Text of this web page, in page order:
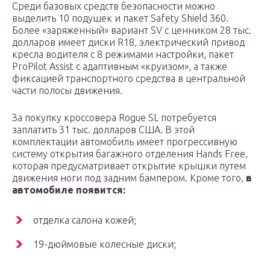
Среди базовых средств безопасности можно
выделить 10 подушек и пакет Safety Shield 360.
Более «заряженный» вариант SV с ценником 28 тыс.
долларов имеет диски R18, электрический привод
кресла водителя с 8 режимами настройки, пакет
ProPilot Assist с адаптивным «круизом», а также
фиксацией транспортного средства в центральной
части полосы движения.
За покупку кроссовера Rogue SL потребуется
заплатить 31 тыс. долларов США. В этой
комплектации автомобиль имеет прогрессивную
систему открытия багажного отделения Hands Free,
которая предусматривает открытие крышки путем
движения ноги под задним бампером. Кроме того, в
автомобиле появится:
отделка салона кожей;
19-дюймовые колесные диски;